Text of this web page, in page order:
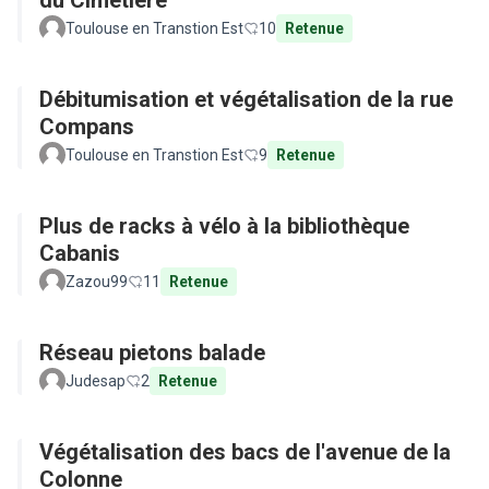
Toulouse en Transtion Est 10 Retenue
Débitumisation et végétalisation de la rue
Compans
Toulouse en Transtion Est 9 Retenue
Plus de racks à vélo à la bibliothèque
Cabanis
Zazou99 11 Retenue
Réseau pietons balade
Judesap 2 Retenue
Végétalisation des bacs de l'avenue de la
Colonne